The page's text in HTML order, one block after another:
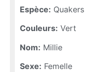
Espèce: Quakers
Couleurs: Vert
Nom: Millie
Sexe: Femelle